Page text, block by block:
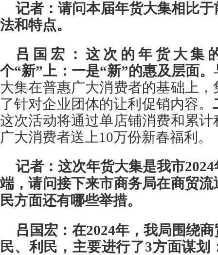
记者：请问本届年货大集相比
法和特点。
吕国宏： 这次的年货大集
个“新”上：一是“新”的惠及层面。
大集在普惠广大消费者的基础上
了针对企业团体的让利促销内容。
这次活动将通过单店铺消费和累
广大消费者送上10万份新春福利。
记者：这次年货大集是我市
端，请问接下来市商务局在商贸
民方面还有哪些举措。
吕国宏： 在2024年，我局围绕
民、利民，主要进行了3方面谋划